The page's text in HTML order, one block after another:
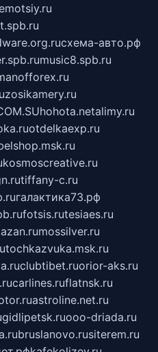
схема-авто.рф
music8.spb.ru
zosikamery.ru
hohota.netalimy.ru
otdelkaexp.ru
kosmoscreative.ru
tiffany-c.ru
галактика73.рф
fotsis.rutesiaes.ru
mossilver.ru
tochkazvuka.msk.ru
clubtibet.ruorior-aks.ru
carlines.ruflatnsk.ru
astroline.net.ru
gidlipetsk.ruooo-driada.ru
bruslanovo.rusiterem.ru